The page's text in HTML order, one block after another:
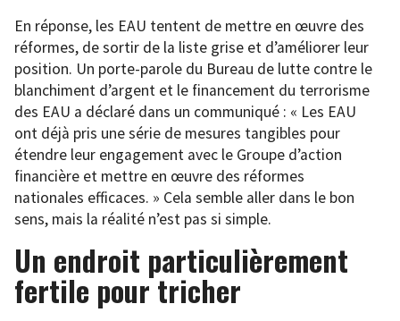
En réponse, les EAU tentent de mettre en œuvre des
réformes, de sortir de la liste grise et d’améliorer leur
position. Un porte-parole du Bureau de lutte contre le
blanchiment d’argent et le financement du terrorisme
des EAU a déclaré dans un communiqué : « Les EAU
ont déjà pris une série de mesures tangibles pour
étendre leur engagement avec le Groupe d’action
financière et mettre en œuvre des réformes
nationales efficaces. » Cela semble aller dans le bon
sens, mais la réalité n’est pas si simple.
Un endroit particulièrement
fertile pour tricher